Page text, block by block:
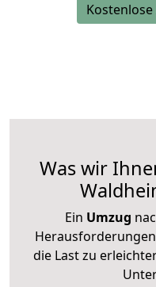
Was wir
Ein Umzug
die Last zu